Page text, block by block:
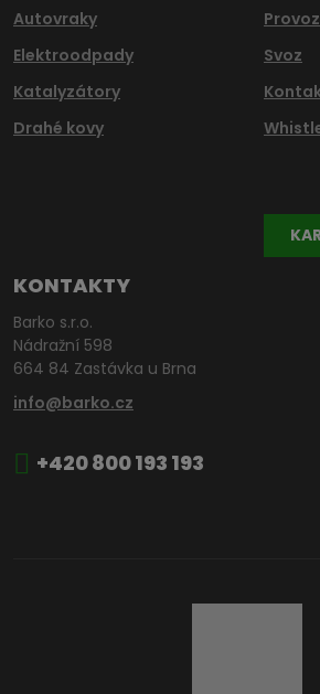
Autovraky
Elektroodpady
Katalyzátory
Drahé kovy
Svoz
KONTAKTY
Barko s.r.o.
Nádražní 598
664 84 Zastávka u Brna
info@barko.cz
+420 800 193 193